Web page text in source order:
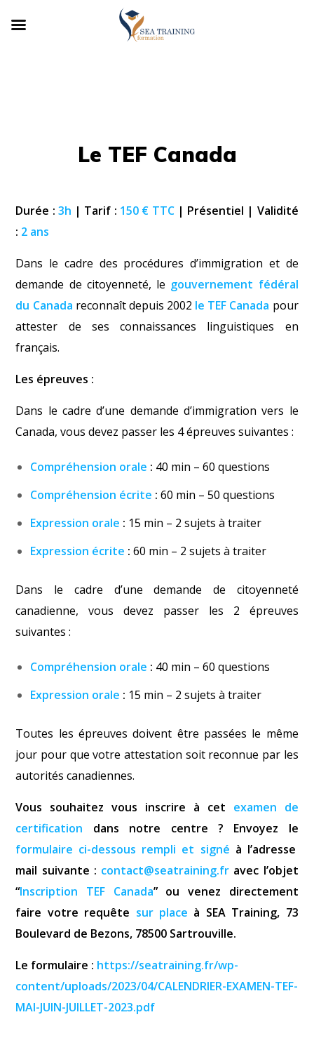
Le TEF Canada
Durée : 3h | Tarif : 150 € TTC| Présentiel | Validité
: 2 ans
Dans le cadre des procédures d’immigration et de
demande de citoyenneté, le gouvernement fédéral
du Canada reconnaît depuis 2002 le TEF Canada pour
attester de ses connaissances linguistiques en
français.
Les épreuves :
Dans le cadre d’une demande d’immigration vers le
Canada, vous devez passer les 4 épreuves suivantes :
Compréhension orale : 40 min – 60 questions
Compréhension écrite : 60 min – 50 questions
Expression orale : 15 min – 2 sujets à traiter
Expression écrite : 60 min – 2 sujets à traiter
Dans le cadre d’une demande de citoyenneté
canadienne, vous devez passer les 2 épreuves
suivantes :
Compréhension orale : 40 min – 60 questions
Expression orale : 15 min – 2 sujets à traiter
Toutes les épreuves doivent être passées le même
jour pour que votre attestation soit reconnue par les
autorités canadiennes.
Vous souhaitez vous inscrire à cet examen de
certification dans notre centre ? Envoyez le
formulaire ci-dessous rempli et signé à l’adresse
mail suivante : contact@seatraining.fr avec l’objet
“Inscription TEF Canada” ou venez directement
faire votre requête sur place à SEA Training, 73
Boulevard de Bezons, 78500 Sartrouville.
Le formulaire : https://seatraining.fr/wp-
content/uploads/2023/04/CALENDRIER-EXAMEN-TEF-
MAI-JUIN-JUILLET-2023.pdf